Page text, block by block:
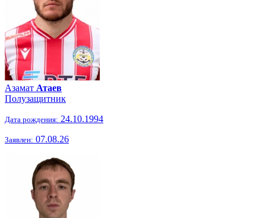
Азамат Атаев
Полузащитник
Дата рождения: 24.10.1994
Заявлен: 07.08.26